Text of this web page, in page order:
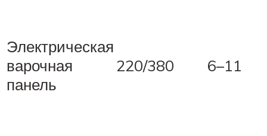
Электрическая
варочная
панель
220/380 6–11